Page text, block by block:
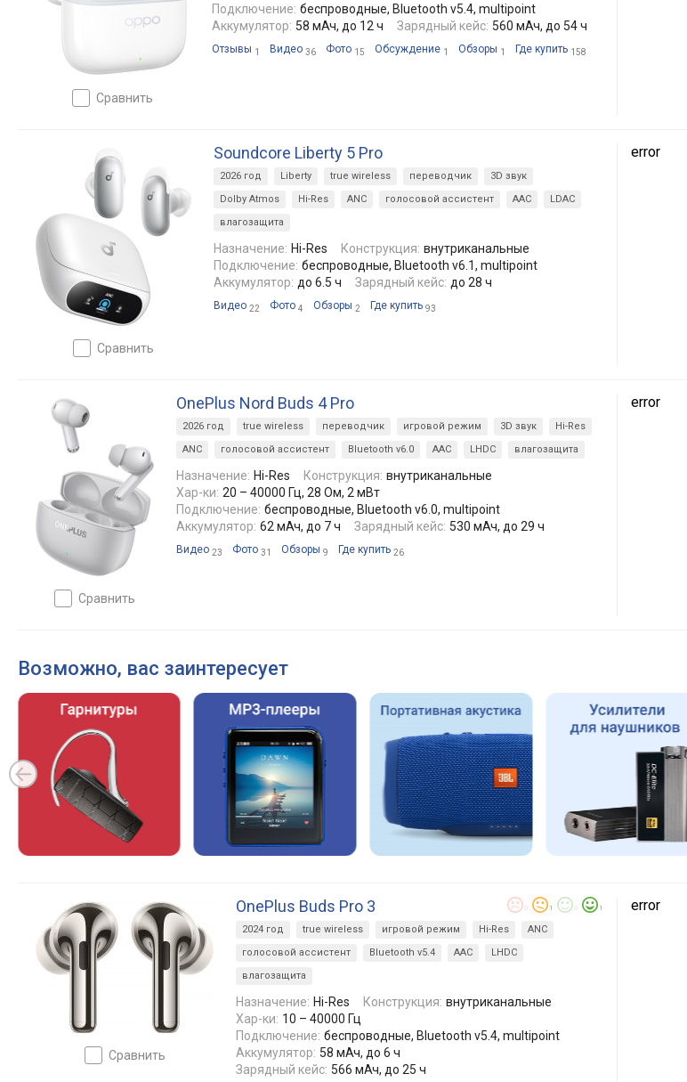
сравнить
Подключение: беспроводные, Bluetooth v5.4, multipoint
Аккумулятор: 58 мАч, до 12 ч Зарядный кейс: 560 мАч, до 54 ч
Отзывы 1 Видео 36 Фото 15 Обсуждение 1 Обзоры 1 Где купить 158
сравнить
Soundcore Liberty 5 Pro
2026 год Liberty true wireless переводчик
3D звук
Dolby Atmos
Hi-Res ANC голосовой ассистент AAC
LDAC
влагозащита
Назначение: Hi-Res Конструкция: внутриканальные
Подключение: беспроводные, Bluetooth v6.1, multipoint
Аккумулятор: до 6.5 ч Зарядный кейс: до 28 ч
Видео 22 Фото 4 Обзоры 2 Где купить 93
error
сравнить
OnePlus Nord Buds 4 Pro
2026 год true wireless переводчик игровой режим 3D звук
Hi-Res
ANC
голосовой ассистент Bluetooth v6.0 AAC LHDC влагозащита
Назначение: Hi-Res Конструкция: внутриканальные
Хар-ки: 20 – 40000 Гц, 28 Ом, 2 мВт
Подключение: беспроводные, Bluetooth v6.0, multipoint
Аккумулятор: 62 мАч, до 7 ч Зарядный кейс: 530 мАч, до 29 ч
Видео 23 Фото 31 Обзоры 9 Где купить 26
error
Возможно, вас заинтересует
сравнить
OnePlus Buds Pro 3 1 1
2024 год true wireless игровой режим Hi-Res
ANC
голосовой ассистент
Bluetooth v5.4 AAC
LHDC
влагозащита
Назначение: Hi-Res Конструкция: внутриканальные
Хар-ки: 10 – 40000 Гц
Подключение: беспроводные, Bluetooth v5.4, multipoint
Аккумулятор: 58 мАч, до 6 ч
Зарядный кейс: 566 мАч, до 25 ч
error